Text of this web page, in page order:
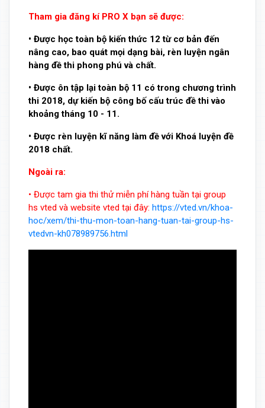
Tham gia đăng kí PRO X bạn sẽ được:
• Được học toàn bộ kiến thức 12 từ cơ bản đến
nâng cao, bao quát mọi dạng bài, rèn luyện ngân
hàng đề thi phong phú và chất.
• Được ôn tập lại toàn bộ 11 có trong chương trình
thi 2018, dự kiến bộ công bố cấu trúc đề thi vào
khoảng tháng 10 - 11.
• Được rèn luyện kĩ năng làm đề với Khoá luyện đề
2018 chất.
Ngoài ra:
• Được tam gia thi thử miễn phí hàng tuần tại group
hs vted và website vted tại đây: https://vted.vn/khoa-
hoc/xem/thi-thu-mon-toan-hang-tuan-tai-group-hs-
vtedvn-kh078989756.html